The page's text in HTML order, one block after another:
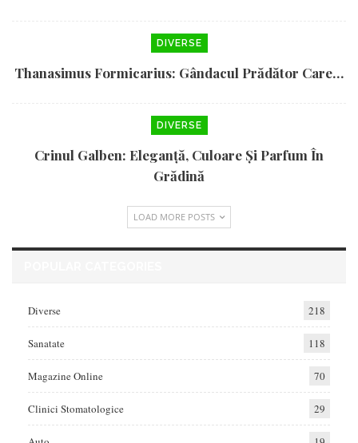
DIVERSE
Thanasimus Formicarius: Gândacul Prădător Care…
DIVERSE
Crinul Galben: Eleganță, Culoare Și Parfum În
Grădină
LOAD MORE POSTS
Diverse 218
Sanatate 118
Magazine Online 70
Clinici Stomatologice 29